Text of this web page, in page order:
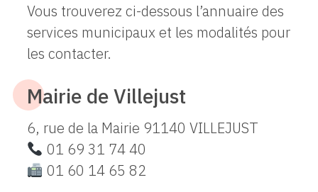
Vous trouverez ci-dessous l’annuaire des
services municipaux et les modalités pour
les contacter.
Mairie de Villejust
6, rue de la Mairie 91140 VILLEJUST
01 69 31 74 40
01 60 14 65 82